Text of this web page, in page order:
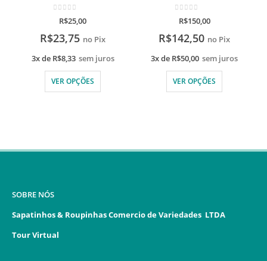
de 5
R$25,00
R$23,75 no Pix
3x de R$8,33 sem juros
VER OPÇÕES
de 5
R$150,00
R$142,50 no Pix
3x de R$50,00 sem juros
VER OPÇÕES
SOBRE NÓS
Sapatinhos & Roupinhas Comercio de Variedades LTDA
Tour Virtual